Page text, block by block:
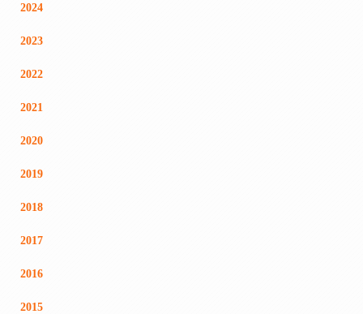
2024
2023
2022
2021
2020
2019
2018
2017
2016
2015